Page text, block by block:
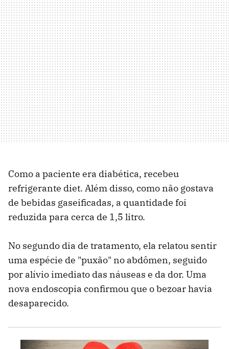
Como a paciente era diabética, recebeu
refrigerante diet. Além disso, como não gostava
de bebidas gaseificadas, a quantidade foi
reduzida para cerca de 1,5 litro.
No segundo dia de tratamento, ela relatou sentir
uma espécie de "puxão" no abdômen, seguido
por alívio imediato das náuseas e da dor. Uma
nova endoscopia confirmou que o bezoar havia
desaparecido.